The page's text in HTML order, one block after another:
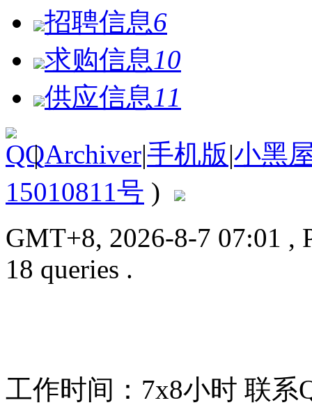
招聘信息6
求购信息 10
供应信息 11
| Archiver|手机版|小黑
15010811号 )
GMT+8, 2026-8-7 07:01 ,
18 queries .
工作时间：7x8小时 联系